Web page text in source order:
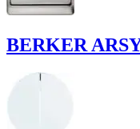
BERKER